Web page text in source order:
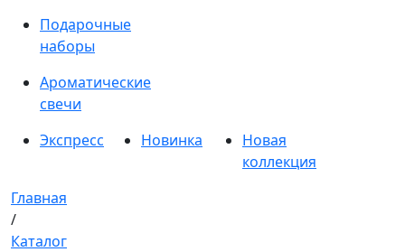
Подарочные
наборы
Ароматические
свечи
Экспресс
Новинка
Новая
коллекция
Главная
/
Каталог